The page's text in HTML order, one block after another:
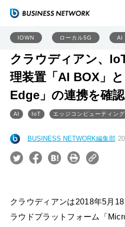
IOWN ローカル5G AI
クラウディアン、
理装置「AI BOX」
Edge」の連携を確認
AI IoT エッジコンピューティング
BUSINESS NETWORK編集部
クラウディアンは2018年5月
ラウドプラットフォーム「